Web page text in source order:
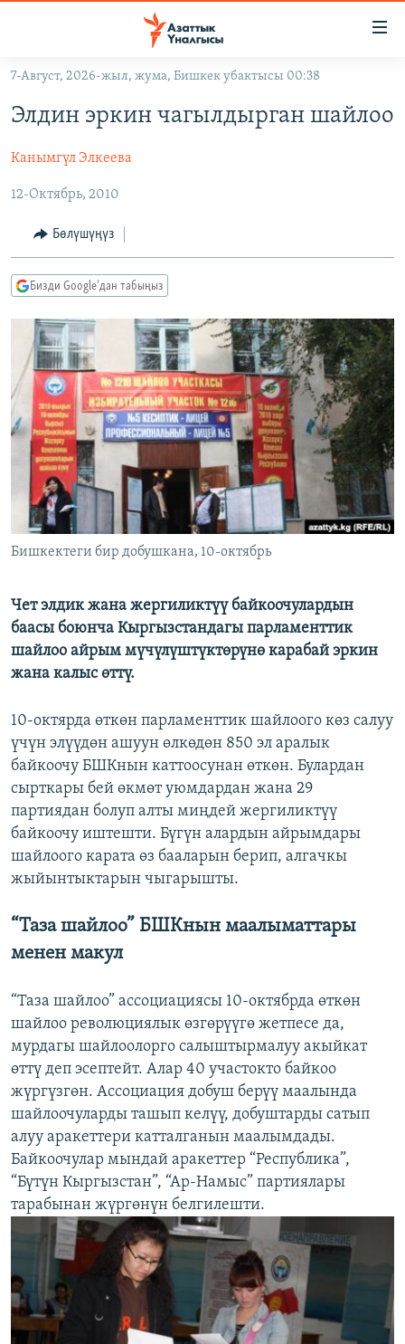
Навигацияга
өтүңүз
Издөөгө
салыңыз
КЫРГЫЗСТАН
КЫРГЫЗСТАН
САЯСАТ
ЭКОНОМИКА
МАДАНИЯТ
ДҮЙНӨ
ДҮЙНӨ
БОРБОР АЗИЯ
УКРАИНА
АТАЙЫН ИЛИКТӨӨ
ТВ ПРОГРАММАЛАР
БҮГҮН АЗАТТЫКТА
ЭКСПЕРТТЕР ТАЛДАЙТ
БИЗ ЖАНА ДҮЙНӨ
ДАНИСТЕ
ЭЖЕ-СИҢДИЛЕР
АЗАТТЫК+
ЫҢГАЙСЫЗ СУРООЛОР
ПОДКАСТ
ӨЗГӨЧӨ ПИКИР
Русский
ОНЛАЙН ШЕРИНЕ
ЭЕ/АРнун бардык сайттары
7-Август, 2026-жыл, жума, Бишкек убактысы 00:38
Элдин эркин чагылдырган шайлоо
Канымгүл Элкеева
12-Октябрь, 2010
Бөлүшүңүз
Бизди Google'дан табыңыз
Бишкектеги бир добушкана, 10-октябрь
Чет элдик жана жергиликтүү байкоочулардын
баасы боюнча Кыргызстандагы парламенттик
шайлоо айрым мүчүлүштүктөрүнө карабай эркин
жана калыс өттү.
10-октярда өткөн парламенттик шайлоого көз салуу
үчүн элүүдөн ашуун өлкөдөн 850 эл аралык
байкоочу БШКнын каттоосунан өткөн. Булардан
сырткары бей өкмөт уюмдардан жана 29
партиядан болуп алты миңдей жергиликтүү
байкоочу иштешти. Бүгүн алардын айрымдары
шайлоого карата өз бааларын берип, алгачкы
жыйынтыктарын чыгарышты.
“Таза шайлоо” БШКнын маалыматтары
менен макул
“Таза шайлоо” ассоциациясы 10-октябрда өткөн
шайлоо революциялык өзгөрүүгө жетпесе да,
мурдагы шайлоолорго салыштырмалуу акыйкат
өттү деп эсептейт. Алар 40 участокто байкоо
жүргүзгөн. Ассоциация добуш берүү маалында
шайлоочуларды ташып келүү, добуштарды сатып
алуу аракеттери катталганын маалымдады.
Байкоочулар мындай аракеттер “Республика”,
“Бүтүн Кыргызстан”, “Ар-Намыс” партиялары
тарабынан жүргөнүн белгилешти.